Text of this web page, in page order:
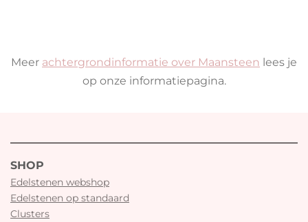
Meer achtergrondinformatie over Maansteen lees je
op onze informatiepagina.
SHOP
Edelstenen webshop
Edelstenen op standaard
Clusters